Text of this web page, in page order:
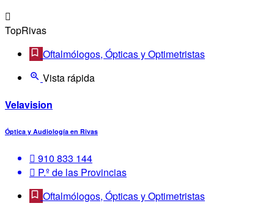
TopRivas
Oftalmólogos, Ópticas y Optimetristas
Vista rápida
Velavision
Óptica y Audiología en Rivas
910 833 144
P.º de las Provincias
Oftalmólogos, Ópticas y Optimetristas